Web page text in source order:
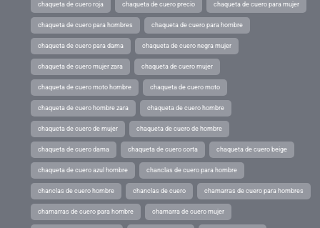
chaqueta de cuero roja chaqueta de cuero precio chaqueta de cuero para mujer
chaqueta de cuero para hombres chaqueta de cuero para hombre
chaqueta de cuero para dama chaqueta de cuero negra mujer
chaqueta de cuero mujer zara chaqueta de cuero mujer
chaqueta de cuero moto hombre chaqueta de cuero moto
chaqueta de cuero hombre zara chaqueta de cuero hombre
chaqueta de cuero de mujer chaqueta de cuero de hombre
chaqueta de cuero dama chaqueta de cuero corta chaqueta de cuero beige
chaqueta de cuero azul hombre chanclas de cuero para hombre
chanclas de cuero hombre chanclas de cuero chamarras de cuero para hombres
chamarras de cuero para hombre chamarra de cuero mujer